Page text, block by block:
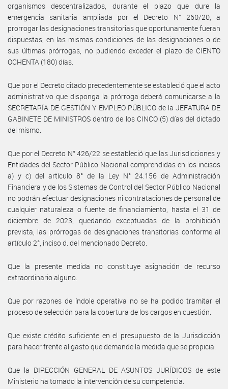
organismos descentralizados, durante el plazo que dure la
emergencia sanitaria ampliada por el Decreto N° 260/20, a
prorrogar las designaciones transitorias que oportunamente fueran
dispuestas, en las mismas condiciones de las designaciones o de
sus últimas prórrogas, no pudiendo exceder el plazo de CIENTO
OCHENTA (180) días.
Que por el Decreto citado precedentemente se estableció que el acto
administrativo que disponga la prórroga deberá comunicarse a la
SECRETARÍA DE GESTIÓN Y EMPLEO PÚBLICO de la JEFATURA DE
GABINETE DE MINISTROS dentro de los CINCO (5) días del dictado
del mismo.
Que por el Decreto N° 426/22 se estableció que las Jurisdicciones y
Entidades del Sector Público Nacional comprendidas en los incisos
a) y c) del artículo 8° de la Ley N° 24.156 de Administración
Financiera y de los Sistemas de Control del Sector Público Nacional
no podrán efectuar designaciones ni contrataciones de personal de
cualquier naturaleza o fuente de financiamiento, hasta el 31 de
diciembre de 2023, quedando exceptuadas de la prohibición
prevista, las prórrogas de designaciones transitorias conforme al
artículo 2°, inciso d. del mencionado Decreto.
Que la presente medida no constituye asignación de recurso
extraordinario alguno.
Que por razones de índole operativa no se ha podido tramitar el
proceso de selección para la cobertura de los cargos en cuestión.
Que existe crédito suficiente en el presupuesto de la Jurisdicción
para hacer frente al gasto que demande la medida que se propicia.
Que la DIRECCIÓN GENERAL DE ASUNTOS JURÍDICOS de este
Ministerio ha tomado la intervención de su competencia.